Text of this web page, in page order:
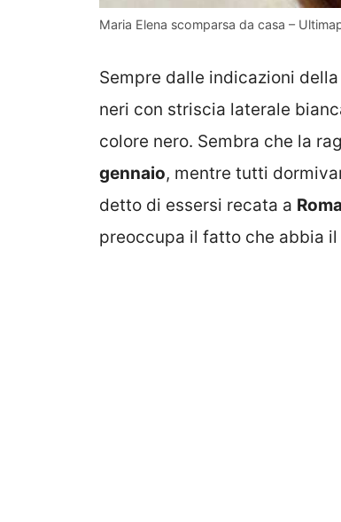
Maria Elena scomparsa da casa –
Sempre dalle indicazioni
neri con striscia laterale
colore nero. Sembra che la
gennaio, mentre tutti
detto di essersi recata a Roma
preoccupa il fatto che abbia il